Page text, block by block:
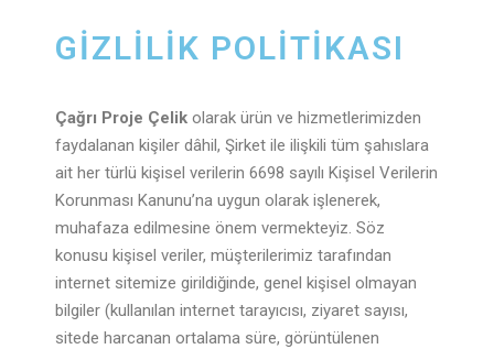
GIZLILIK POLITIKASI
Çağrı Proje Çelik olarak ürün ve hizmetlerimizden
faydalanan kişiler dâhil, Şirket ile ilişkili tüm şahıslara
ait her türlü kişisel verilerin 6698 sayılı Kişisel Verilerin
Korunması Kanunu’na uygun olarak işlenerek,
muhafaza edilmesine önem vermekteyiz. Söz
konusu kişisel veriler, müşterilerimiz tarafından
internet sitemize girildiğinde, genel kişisel olmayan
bilgiler (kullanılan internet tarayıcısı, ziyaret sayısı,
sitede harcanan ortalama süre, görüntülenen